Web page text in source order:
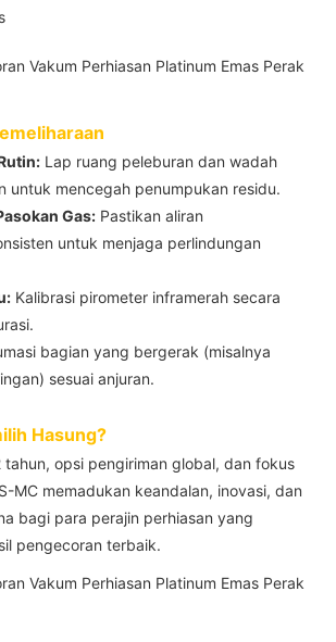
Lap ruang peleburan dan wadah
untuk mencegah penumpukan residu.
Gas: Pastikan aliran
untuk menjaga perlindungan
Kalibrasi pirometer inframerah secara
bagian yang bergerak (misalnya
sesuai anjuran.
Hasung?
tahun, opsi pengiriman global, dan fokus
MC memadukan keandalan, inovasi, dan
bagi para perajin perhiasan yang
pengecoran terbaik.